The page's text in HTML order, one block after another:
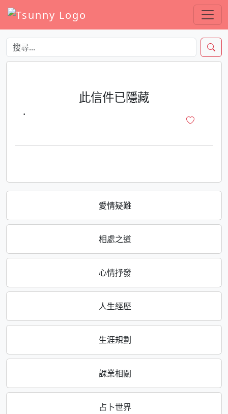
愛情疑難
相處之道
心情抒發
人生經歷
生涯規劃
課業相關
占卜世界
此信件已隱藏
·